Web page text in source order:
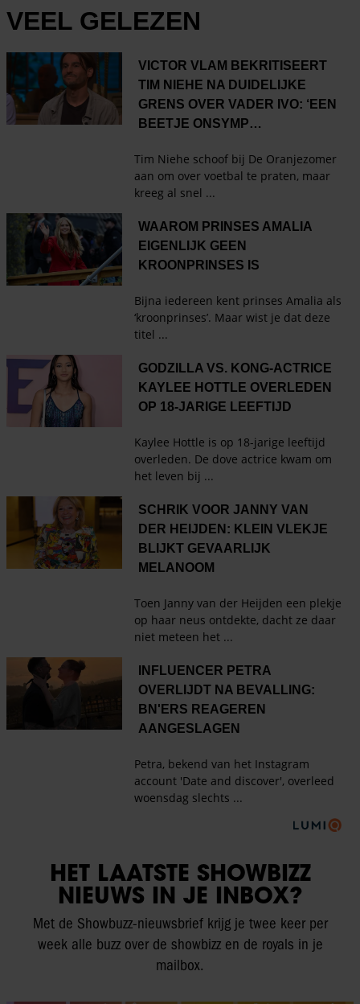
HET LAATSTE SHOWBIZZ
NIEUWS IN JE INBOX?
Met de Showbuzz-nieuwsbrief krijg je twee keer per
week alle buzz over de showbizz en de royals in je
mailbox.